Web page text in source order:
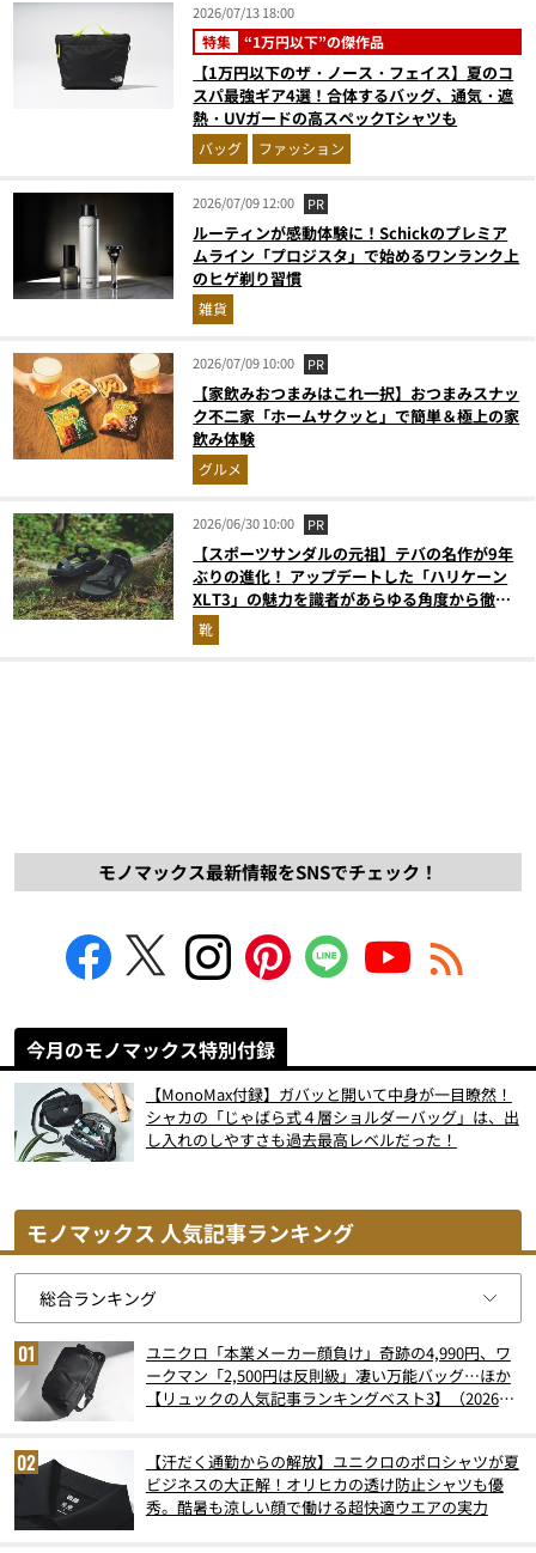
2026/07/13 18:00
特集 “1万円以下”の傑作品
【1万円以下のザ・ノース・フェイス】夏のコ
スパ最強ギア4選！合体するバッグ、通気・遮
熱・UVガードの高スペックTシャツも
バッグ ファッション
2026/07/09 12:00 PR
ルーティンが感動体験に！Schickのプレミア
ムライン「プロジスタ」で始めるワンランク上
のヒゲ剃り習慣
雑貨
2026/07/09 10:00 PR
【家飲みおつまみはこれ一択】おつまみスナッ
ク不二家「ホームサクッと」で簡単＆極上の家
飲み体験
グルメ
2026/06/30 10:00 PR
【スポーツサンダルの元祖】テバの名作が9年
ぶりの進化！ アップデートした「ハリケーン
XLT3」の魅力を識者があらゆる角度から徹底
解説！
靴
モノマックス最新情報をSNSでチェック！
今月のモノマックス特別付録
【MonoMax付録】ガバッと開いて中身が一目瞭然！
シャカの「じゃばら式４層ショルダーバッグ」は、出
し入れのしやすさも過去最高レベルだった！
モノマックス 人気記事ランキング
ユニクロ「本業メーカー顔負け」奇跡の4,990円、ワ
ークマン「2,500円は反則級」凄い万能バッグ…ほか
【リュックの人気記事ランキングベスト3】（2026年
【汗だく通勤からの解放】ユニクロのポロシャツが夏
ビジネスの大正解！オリヒカの透け防止シャツも優
秀。酷暑も涼しい顔で働ける超快適ウエアの実力